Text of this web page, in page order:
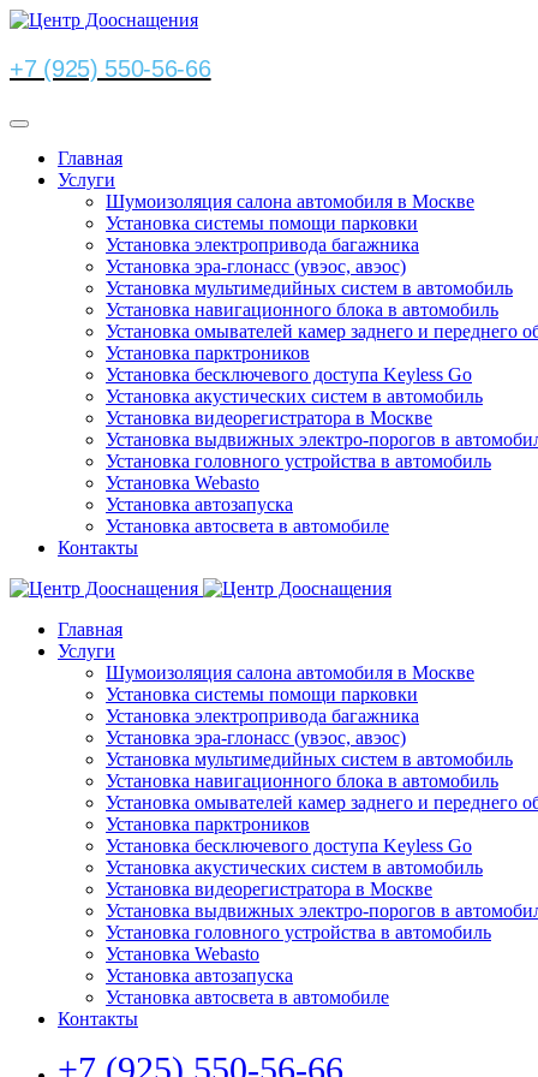
+7 (925) 550-56-66
Главная
Услуги
Шумоизоляция салона автомобиля в Москве
Установка системы помощи парковки
Установка электропривода багажника
Установка эра-глонасс (увэос, авэос)
Установка мультимедийных систем в автомобиль
Установка навигационного блока в автомобиль
Установка омывателей камер заднего и переднего
Установка парктроников
Установка бесключевого доступа Keyless Go
Установка акустических систем в автомобиль
Установка видеорегистратора в Москве
Установка выдвижных электро-порогов в
Установка головного устройства в автомобиль
Установка Webasto
Установка автозапуска
Установка автосвета в автомобиле
Контакты
Главная
Услуги
Шумоизоляция салона автомобиля в Москве
Установка системы помощи парковки
Установка электропривода багажника
Установка эра-глонасс (увэос, авэос)
Установка мультимедийных систем в автомобиль
Установка навигационного блока в автомобиль
Установка омывателей камер заднего и переднего
Установка парктроников
Установка бесключевого доступа Keyless Go
Установка акустических систем в автомобиль
Установка видеорегистратора в Москве
Установка выдвижных электро-порогов в
Установка головного устройства в автомобиль
Установка Webasto
Установка автозапуска
Установка автосвета в автомобиле
Контакты